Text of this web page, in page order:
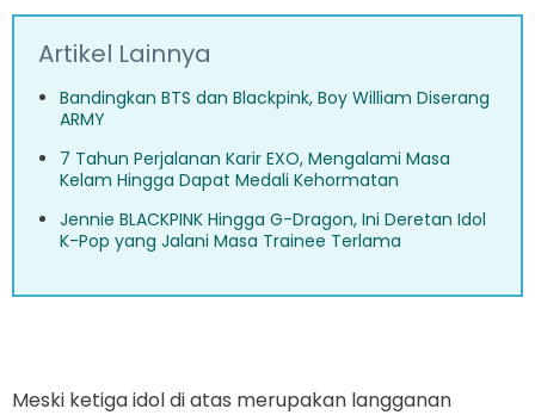
Artikel Lainnya
Bandingkan BTS dan Blackpink, Boy William Diserang
ARMY
7 Tahun Perjalanan Karir EXO, Mengalami Masa
Kelam Hingga Dapat Medali Kehormatan
Jennie BLACKPINK Hingga G-Dragon, Ini Deretan Idol
K-Pop yang Jalani Masa Trainee Terlama
Meski ketiga idol di atas merupakan langganan